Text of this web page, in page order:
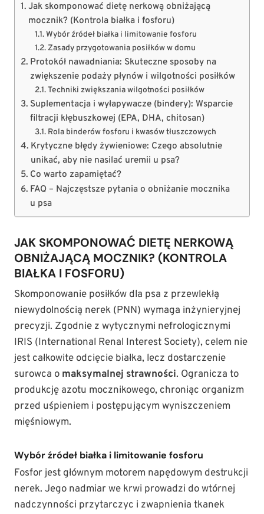
Jak skomponować dietę nerkową obniżającą
mocznik? (Kontrola białka i fosforu)
Wybór źródeł białka i limitowanie fosforu
Zasady przygotowania posiłków w domu
Protokół nawadniania: Skuteczne sposoby na
zwiększenie podaży płynów i wilgotności posiłków
Techniki zwiększania wilgotności posiłków
Suplementacja i wyłapywacze (bindery): Wsparcie
filtracji kłębuszkowej (EPA, DHA, chitosan)
Rola binderów fosforu i kwasów tłuszczowych
Krytyczne błędy żywieniowe: Czego absolutnie
unikać, aby nie nasilać uremii u psa?
Co warto zapamiętać?
FAQ – Najczęstsze pytania o obniżanie mocznika
u psa
JAK SKOMPONOWAĆ DIETĘ NERKOWĄ
OBNIŻAJĄCĄ MOCZNIK? (KONTROLA
BIAŁKA I FOSFORU)
Skomponowanie posiłków dla psa z przewlekłą
niewydolnością nerek (PNN) wymaga inżynieryjnej
precyzji. Zgodnie z wytycznymi nefrologicznymi
IRIS (International Renal Interest Society), celem nie
jest całkowite odcięcie białka, lecz dostarczenie
surowca o maksymalnej strawności. Ogranicza to
produkcję azotu mocznikowego, chroniąc organizm
przed uśpieniem i postępującym wyniszczeniem
mięśniowym.
Wybór źródeł białka i limitowanie fosforu
Fosfor jest głównym motorem napędowym destrukcji
nerek. Jego nadmiar we krwi prowadzi do wtórnej
nadczynności przytarczyc i zwapnienia tkanek